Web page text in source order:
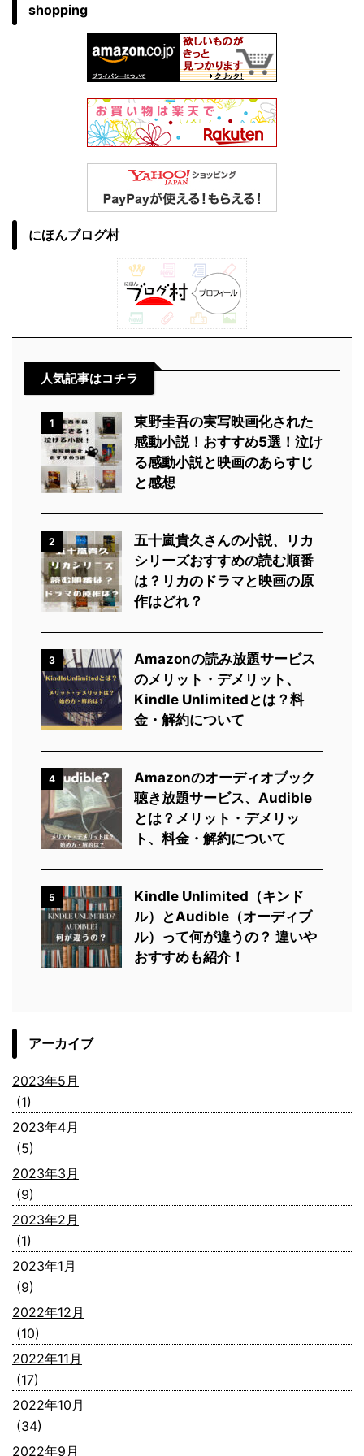
shopping
にほんブログ村
人気記事はコチラ
1
東野圭吾の実写映画化された
感動小説！おすすめ5選！泣け
る感動小説と映画のあらすじ
と感想
2
五十嵐貴久さんの小説、リカ
シリーズおすすめの読む順番
は？リカのドラマと映画の原
作はどれ？
3
Amazonの読み放題サービス
のメリット・デメリット、
Kindle Unlimitedとは？料
金・解約について
4
Amazonのオーディオブック
聴き放題サービス、Audible
とは？メリット・デメリッ
ト、料金・解約について
5
Kindle Unlimited（キンド
ル）とAudible（オーディブ
ル）って何が違うの？ 違いや
おすすめも紹介！
アーカイブ
2023年5月
(1)
2023年4月
(5)
2023年3月
(9)
2023年2月
(1)
2023年1月
(9)
2022年12月
(10)
2022年11月
(17)
2022年10月
(34)
2022年9月